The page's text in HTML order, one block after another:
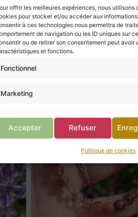
offrir les meilleures expériences, nous
pour stocker et/ou accéder aux
à ces technologies nous permettra de
de navigation ou les ID uniques sur
ou de retirer son consentement peut avoir
et fonctions.
Fonctionnel
Marketing
Accepter Refuser
Politique de cookies
Retour à la boutique